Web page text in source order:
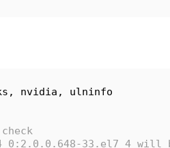
nvidia, ulninfo
0:2.0.0.648-33.el7_4 will